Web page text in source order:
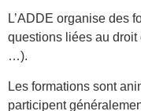
L’ADDE organise des
questions liées au
…).
Les formations sont
participent